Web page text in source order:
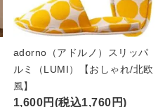
adorno（アドルノ）スリッパ
ルミ（LUMI）【おしゃれ/北欧
風】
1,600円(税込1,760円)